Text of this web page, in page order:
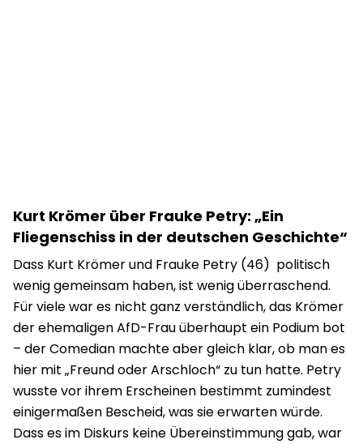
Kurt Krömer über Frauke Petry: „Ein
Fliegenschiss in der deutschen Geschichte“
Dass Kurt Krömer und Frauke Petry (46) politisch
wenig gemeinsam haben, ist wenig überraschend.
Für viele war es nicht ganz verständlich, das Krömer
der ehemaligen AfD-Frau überhaupt ein Podium bot
– der Comedian machte aber gleich klar, ob man es
hier mit „Freund oder Arschloch“ zu tun hatte. Petry
wusste vor ihrem Erscheinen bestimmt zumindest
einigermaßen Bescheid, was sie erwarten würde.
Dass es im Diskurs keine Übereinstimmung gab, war